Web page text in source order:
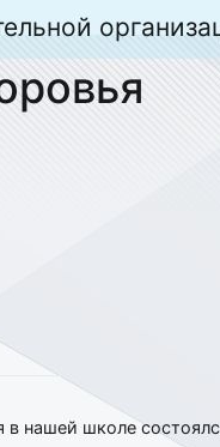
в нашей школе